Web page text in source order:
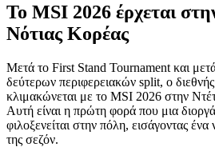
Το MSI 2026 έρχεται
Νότιας Κορέας
Μετά το First Stand Tournament και
δεύτερων περιφερειακών split, ο
κλιμακώνεται με το MSI 2026 στην
Αυτή είναι η πρώτη φορά που μια
φιλοξενείται στην πόλη, εισάγοντας
της σεζόν.